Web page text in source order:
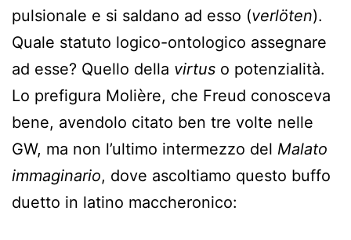
pulsionale e si saldano ad esso (verlöten).
Quale statuto logico-ontologico assegnare
ad esse? Quello della virtus o potenzialità.
Lo prefigura Molière, che Freud conosceva
bene, avendolo citato ben tre volte nelle
GW, ma non l’ultimo intermezzo del Malato
immaginario, dove ascoltiamo questo buffo
duetto in latino maccheronico: